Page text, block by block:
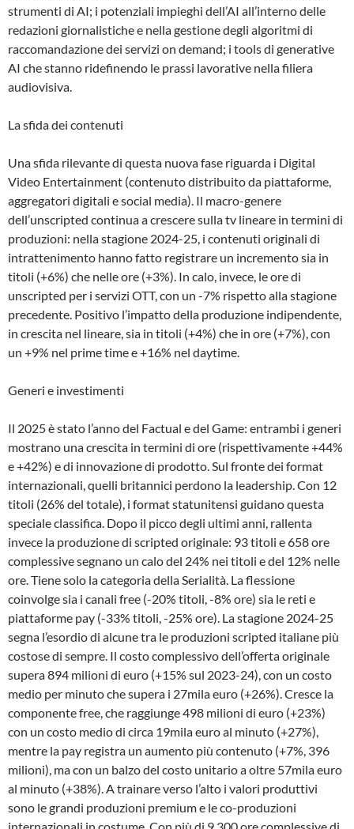
strumenti di AI; i potenziali impieghi dell’AI all’interno delle
redazioni giornalistiche e nella gestione degli algoritmi di
raccomandazione dei servizi on demand; i tools di generative
AI che stanno ridefinendo le prassi lavorative nella filiera
audiovisiva.
La sfida dei contenuti
Una sfida rilevante di questa nuova fase riguarda i Digital
Video Entertainment (contenuto distribuito da piattaforme,
aggregatori digitali e social media). Il macro-genere
dell’unscripted continua a crescere sulla tv lineare in termini di
produzioni: nella stagione 2024-25, i contenuti originali di
intrattenimento hanno fatto registrare un incremento sia in
titoli (+6%) che nelle ore (+3%). In calo, invece, le ore di
unscripted per i servizi OTT, con un -7% rispetto alla stagione
precedente. Positivo l’impatto della produzione indipendente,
in crescita nel lineare, sia in titoli (+4%) che in ore (+7%), con
un +9% nel prime time e +16% nel daytime.
Generi e investimenti
Il 2025 è stato l’anno del Factual e del Game: entrambi i generi
mostrano una crescita in termini di ore (rispettivamente +44%
e +42%) e di innovazione di prodotto. Sul fronte dei format
internazionali, quelli britannici perdono la leadership. Con 12
titoli (26% del totale), i format statunitensi guidano questa
speciale classifica. Dopo il picco degli ultimi anni, rallenta
invece la produzione di scripted originale: 93 titoli e 658 ore
complessive segnano un calo del 24% nei titoli e del 12% nelle
ore. Tiene solo la categoria della Serialità. La flessione
coinvolge sia i canali free (-20% titoli, -8% ore) sia le reti e
piattaforme pay (-33% titoli, -25% ore). La stagione 2024-25
segna l’esordio di alcune tra le produzioni scripted italiane più
costose di sempre. Il costo complessivo dell’offerta originale
supera 894 milioni di euro (+15% sul 2023-24), con un costo
medio per minuto che supera i 27mila euro (+26%). Cresce la
componente free, che raggiunge 498 milioni di euro (+23%)
con un costo medio di circa 19mila euro al minuto (+27%),
mentre la pay registra un aumento più contenuto (+7%, 396
milioni), ma con un balzo del costo unitario a oltre 57mila euro
al minuto (+38%). A trainare verso l’alto i valori produttivi
sono le grandi produzioni premium e le co-produzioni
internazionali in costume. Con più di 9.300 ore complessive di